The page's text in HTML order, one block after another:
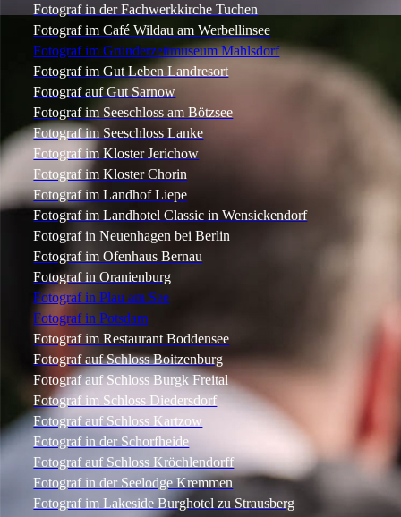
Fotograf in der Fachwerkkirche Tuchen
Fotograf im Café Wildau am Werbellinsee
Fotograf im Gründerzeitmuseum Mahlsdorf
Fotograf im Gut Leben Landresort
Fotograf auf Gut Sarnow
Fotograf im Seeschloss am Bötzsee
Fotograf im Seeschloss Lanke
Fotograf im Kloster Jerichow
Fotograf im Kloster Chorin
Fotograf im Landhof Liepe
Fotograf im Landhotel Classic in Wensickendorf
Fotograf in Neuenhagen bei Berlin
Fotograf im Ofenhaus Bernau
Fotograf in Oranienburg
Fotograf in Plau am See
Fotograf in Potsdam
Fotograf im Restaurant Boddensee
Fotograf auf Schloss Boitzenburg
Fotograf auf Schloss Burgk Freital
Fotograf im Schloss Diedersdorf
Fotograf auf Schloss Kartzow
Fotograf in der Schorfheide
Fotograf auf Schloss Kröchlendorff
Fotograf in der Seelodge Kremmen
Fotograf im Lakeside Burghotel zu Strausberg